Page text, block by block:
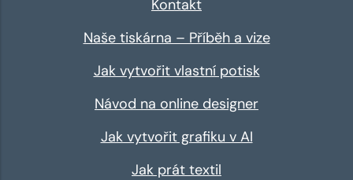
Kontakt
Naše tiskárna – Příběh a vize
Jak vytvořit vlastní potisk
Návod na online designer
Jak vytvořit grafiku v AI
Jak prát textil